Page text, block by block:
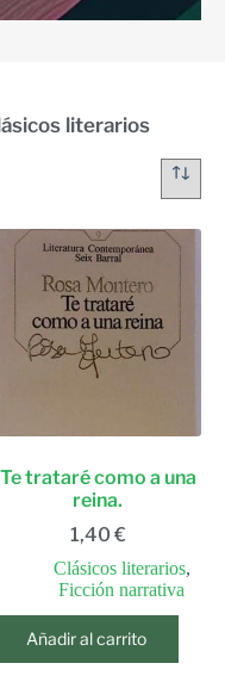
literarios
Te trataré como a una
reina.
1,40 €
Clásicos literarios,
Ficción narrativa
Añadir al carrito